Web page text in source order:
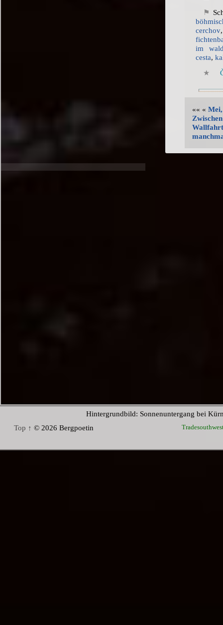
cerchov
im
cesta,
«« «
Hintergrundbild: Sonnenuntergang bei
Top ↑ © 2026 Bergpoetin